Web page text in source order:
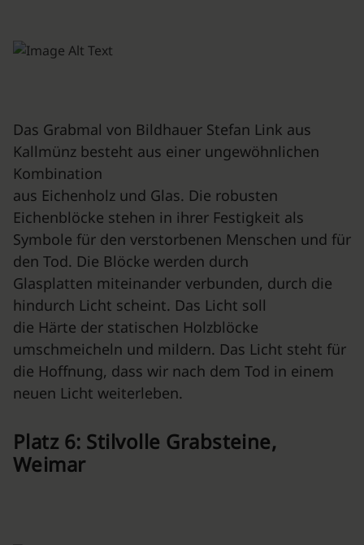
Das Grabmal von Bildhauer Stefan Link aus
Kallmünz besteht aus einer ungewöhnlichen
Kombination
aus Eichenholz und Glas. Die robusten
Eichenblöcke stehen in ihrer Festigkeit als
Symbole für den verstorbenen Menschen und für
den Tod. Die Blöcke werden durch
Glasplatten miteinander verbunden, durch die
hindurch Licht scheint. Das Licht soll
die Härte der statischen Holzblöcke
umschmeicheln und mildern. Das Licht steht für
die Hoffnung, dass wir nach dem Tod in einem
neuen Licht weiterleben.
Platz 6: Stilvolle Grabsteine,
Weimar